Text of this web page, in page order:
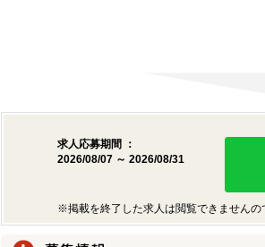
求人応募期間 ：
2026/08/07 ～ 2026/08/31
※掲載を終了した求人は閲覧できませんの